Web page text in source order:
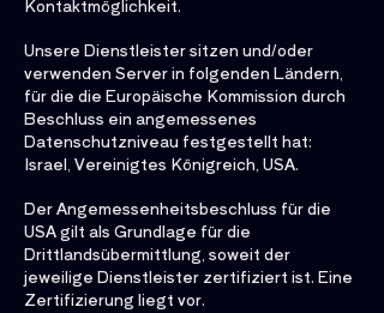
Kontaktmöglichkeit.
Unsere Dienstleister sitzen und/oder
verwenden Server in folgenden Ländern,
für die die Europäische Kommission durch
Beschluss ein angemessenes
Datenschutzniveau festgestellt hat:
Israel, Vereinigtes Königreich, USA.
Der Angemessenheitsbeschluss für die
USA gilt als Grundlage für die
Drittlandsübermittlung, soweit der
jeweilige Dienstleister zertifiziert ist. Eine
Zertifizierung liegt vor.